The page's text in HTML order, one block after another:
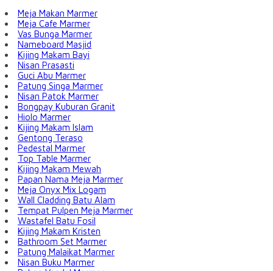
Meja Makan Marmer
Meja Cafe Marmer
Vas Bunga Marmer
Nameboard Masjid
Kijing Makam Bayi
Nisan Prasasti
Guci Abu Marmer
Patung Singa Marmer
Nisan Patok Marmer
Bongpay Kuburan Granit
Hiolo Marmer
Kijing Makam Islam
Gentong Teraso
Pedestal Marmer
Top Table Marmer
Kijing Makam Mewah
Papan Nama Meja Marmer
Meja Onyx Mix Logam
Wall Cladding Batu Alam
Tempat Pulpen Meja Marmer
Wastafel Batu Fosil
Kijing Makam Kristen
Bathroom Set Marmer
Patung Malaikat Marmer
Nisan Buku Marmer